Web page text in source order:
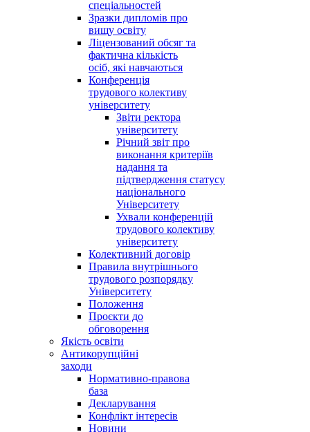
спеціальностей
Зразки дипломів про
вищу освіту
Ліцензований обсяг та
фактична кількість
осіб, які навчаються
Конференція
трудового колективу
університету
Звіти ректора
університету
Річний звіт про
виконання критеріїв
надання та
підтвердження статусу
національного
Університету
Ухвали конференцій
трудового колективу
університету
Колективний договір
Правила внутрішнього
трудового розпорядку
Університету
Положення
Проєкти до
обговорення
Якість освіти
Антикорупційні
заходи
Нормативно-правова
база
Декларування
Конфлікт інтересів
Новини